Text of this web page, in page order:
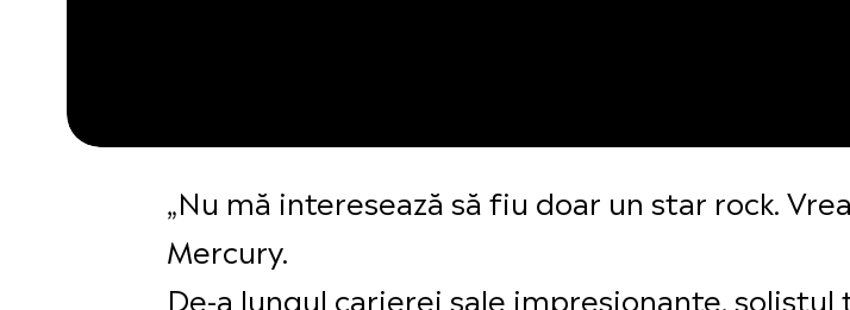
„Nu mă interesează să fiu doar un star rock.
Mercury.
De-a lungul carierei sale impresionante,